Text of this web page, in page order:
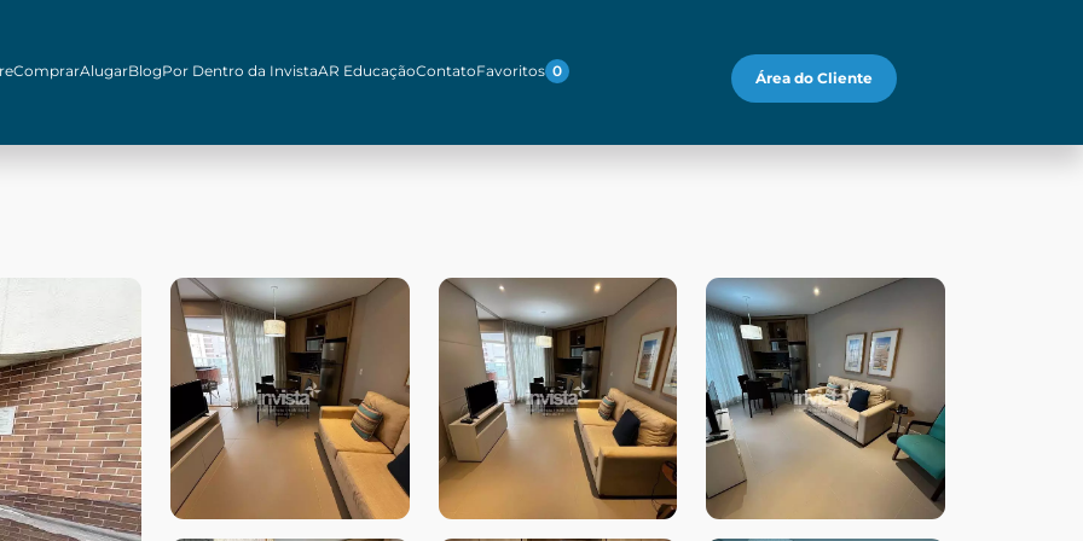
ComprarAlugarBlogPor Dentro da InvistaAR EducaçãoContatoFavoritos 0 Área do Cliente